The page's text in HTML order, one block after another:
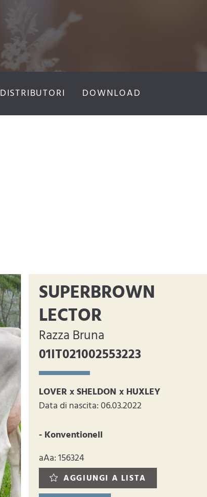
DISTRIBUTORI DOWNLOAD
SUPERBROWN
LECTOR
Razza Bruna
01IT021002553223
LOVER x SHELDON x HUXLEY
Data di nascita: 06.03.2022
- Konventionell
aAa: 156324
AGGIUNGI A LISTA